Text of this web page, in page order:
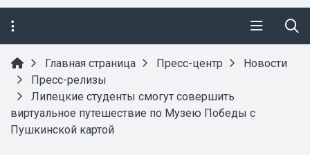
Главная страница Пресс-центр
Новости
Пресс-релизы
Липецкие студенты смогут совершить
виртуальное путешествие по Музею Победы с
Пушкинской картой